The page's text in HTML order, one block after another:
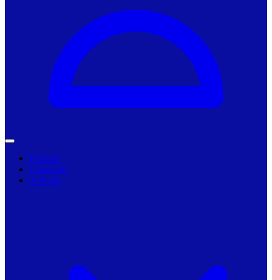
Primarii
Companii
Articole